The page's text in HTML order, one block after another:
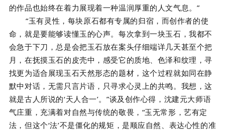
的作品也始终在着力展现着一种温润厚重的人文气息。”
“玉有灵性，每块原石都有专属的归宿，而创作者的使
命，就是要能够读懂玉的心声。每次拿到一块玉石，我都不
会急于下刀，总是会把玉石放在案头仔细端详几天甚至个把
月，在抚摸玉石的皮壳中，感受它的质地、色泽和纹理，寻
找更为适合展现玉石天然形态的题材，这个过程就如同在静
默中对话，无需只言片语，只寻求心灵上的共鸣。我想，这
就是古人所说的‘天人合一’。”谈及创作心得，沈建元大师语
气庄重，充满着对自然与传统的敬畏，“玉无常形，艺有定
法，但这个‘法’不是僵化的规矩，是顺应自然、表达心性的准